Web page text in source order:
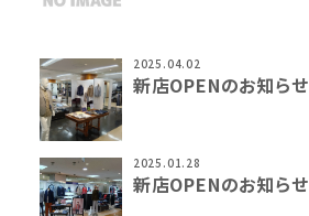
2025.04.02
新店OPENのお知らせ
2025.01.28
新店OPENのお知らせ